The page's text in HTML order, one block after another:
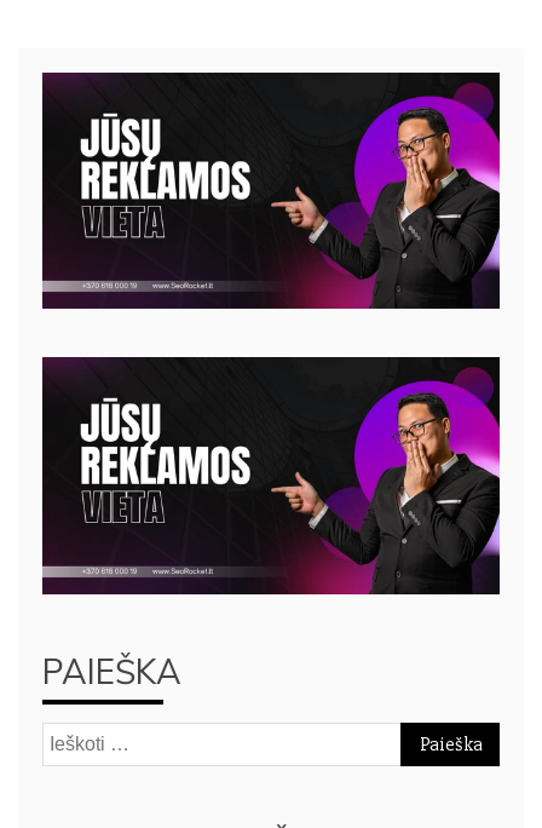
PAIEŠKA
Ieškoti: